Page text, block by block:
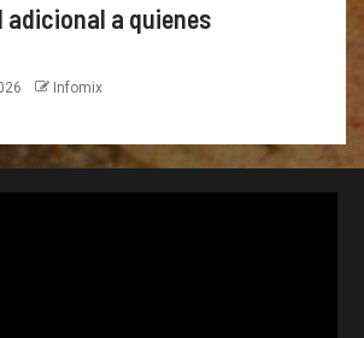
adicional a quienes
Infomix